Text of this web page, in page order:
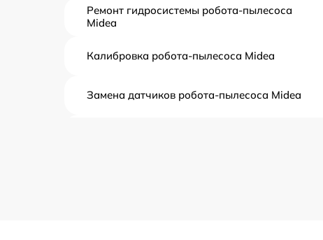
Ремонт гидросистемы робота-пылесоса
Midea
Калибровка робота-пылесоса Midea
Замена датчиков робота-пылесоса Midea